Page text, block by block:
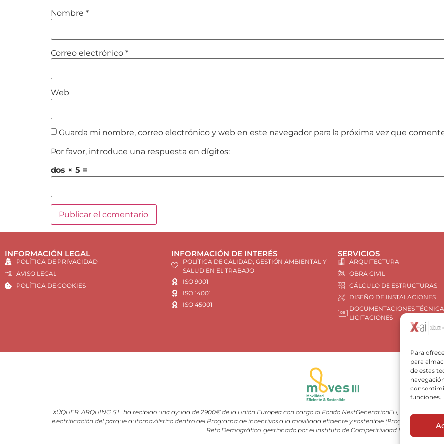
Para
para
de estas
funciones.
Nombre *
Correo electrónico *
Web
Guarda mi nombre, correo electrónico y web en este navegador para la próxima vez que
Por favor, introduce una respuesta en dígitos:
dos × 5 =
INFORMACIÓN LEGAL
POLÍTICA DE PRIVACIDAD
AVISO LEGAL
POLÍTICA DE COOKIES
INFORMACIÓN DE INTERÉS
POLÍTICA DE CALIDAD, GESTIÓN AMBIENTAL Y
SALUD EN EL TRABAJO
ISO 9001
ISO 14001
ISO 45001
SERVICIOS
ARQUITECTURA
OBRA CIVIL
CÁLCULO DE ESTRUCTURAS
DISEÑO DE INSTALACIONES
DOCUMENTACIONES
LICITACIONES
XÚQUER, ARQUING, S.L. ha recibido una ayuda de 2900€ de la Unión Europea con cargo al Fondo NextGenerationEU, en el marco
electrificación del parque automovilístico dentro del Programa de incentivos a la movilidad eficiente y sostenible (Programa
Reto Demográfico, gestionado por el instituto de Competitividad Empresarial